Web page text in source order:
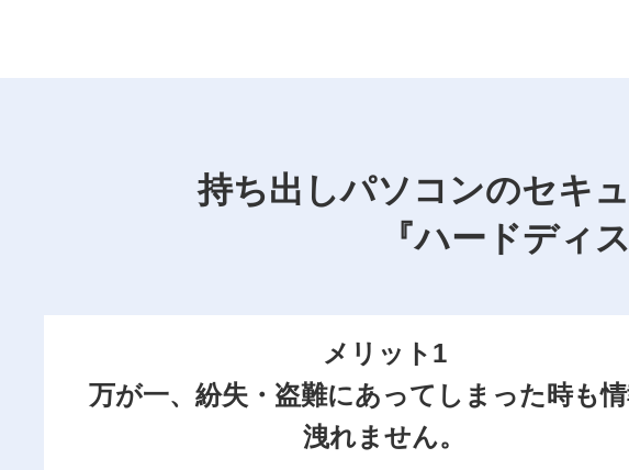
持ち出しパソコンのセキ
『ハードディ
メリット1
万が一、紛失・盗難にあってしまった時も
洩れません。